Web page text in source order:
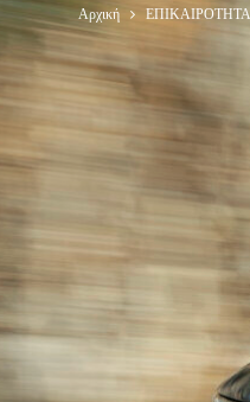
Αρχική ΕΠΙΚΑΙΡΟΤΗΤΑ